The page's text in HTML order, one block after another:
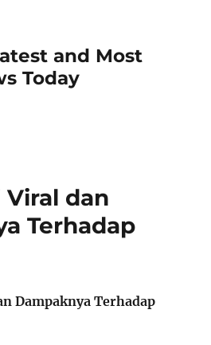
and Most
Today
Viral dan
Terhadap
Dampaknya Terhadap